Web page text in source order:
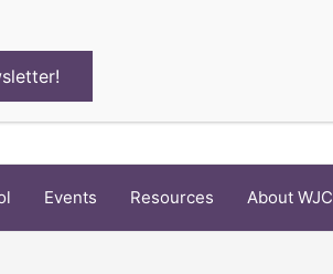
Events Resources About WJC